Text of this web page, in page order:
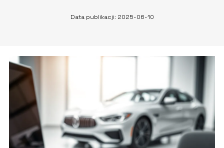
Data publikacji: 2025-06-10